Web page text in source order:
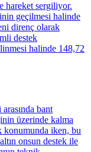
hareket sergiliyor.
geçilmesi halinde
direnç olarak
destek
halinde 148,72
bant
üzerinde kalma
konumunda iken, bu
onsun destek ile